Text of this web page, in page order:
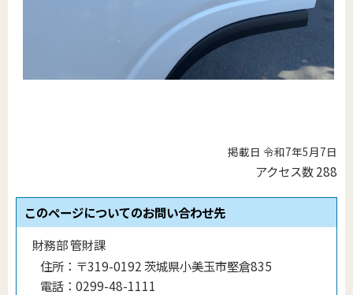
掲載日 令和7年5月7日
アクセス数288
このページについてのお問い合わせ先
財務部 管財課
住所： 〒319-0192 茨城県小美玉市堅倉835
電話： 0299-48-1111